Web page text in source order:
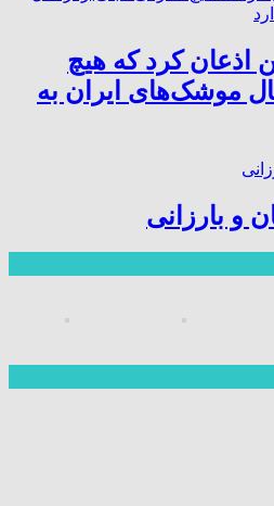
اذعان کرد که هیچ
موشک‌های ایران به
و بارزانی